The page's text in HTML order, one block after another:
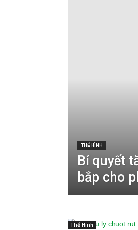
THỂ HÌNH
Bí quyết
bắp cho
Thể Hình